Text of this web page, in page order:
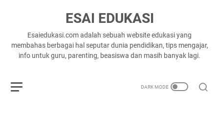
ESAI EDUKASI
Esaiedukasi.com adalah sebuah website edukasi yang
membahas berbagai hal seputar dunia pendidikan, tips mengajar,
info untuk guru, parenting, beasiswa dan masih banyak lagi.